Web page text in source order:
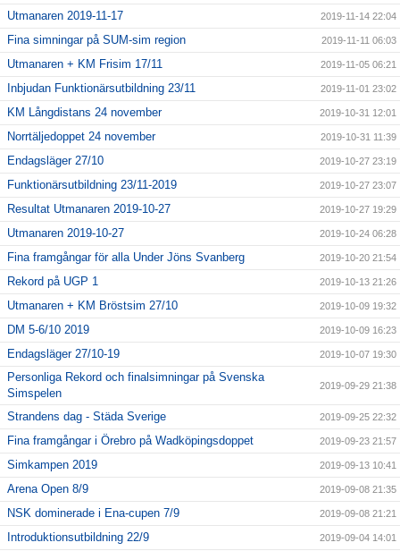
Utmanaren 2019-11-17 2019-11-14 22:04
Fina simningar på SUM-sim region 2019-11-11 06:03
Utmanaren + KM Frisim 17/11 2019-11-05 06:21
Inbjudan Funktionärsutbildning 23/11 2019-11-01 23:02
KM Långdistans 24 november 2019-10-31 12:01
Norrtäljedoppet 24 november 2019-10-31 11:39
Endagsläger 27/10 2019-10-27 23:19
Funktionärsutbildning 23/11-2019 2019-10-27 23:07
Resultat Utmanaren 2019-10-27 2019-10-27 19:29
Utmanaren 2019-10-27 2019-10-24 06:28
Fina framgångar för alla Under Jöns Svanberg 2019-10-20 21:54
Rekord på UGP 1 2019-10-13 21:26
Utmanaren + KM Bröstsim 27/10 2019-10-09 19:32
DM 5-6/10 2019 2019-10-09 16:23
Endagsläger 27/10-19 2019-10-07 19:30
Personliga Rekord och finalsimningar på Svenska
Simspelen
2019-09-29 21:38
Strandens dag - Städa Sverige 2019-09-25 22:32
Fina framgångar i Örebro på Wadköpingsdoppet 2019-09-23 21:57
Simkampen 2019 2019-09-13 10:41
Arena Open 8/9 2019-09-08 21:35
NSK dominerade i Ena-cupen 7/9 2019-09-08 21:21
Introduktionsutbildning 22/9 2019-09-04 14:01